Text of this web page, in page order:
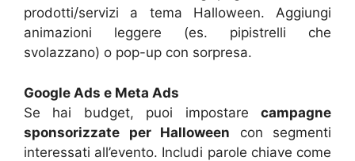
prodotti/servizi a tema Halloween. Aggiungi
animazioni leggere (es. pipistrelli che
svolazzano) o pop-up con sorpresa.
Google Ads e Meta Ads
Se hai budget, puoi impostare campagne
sponsorizzate per Halloween con segmenti
interessati all’evento. Includi parole chiave come